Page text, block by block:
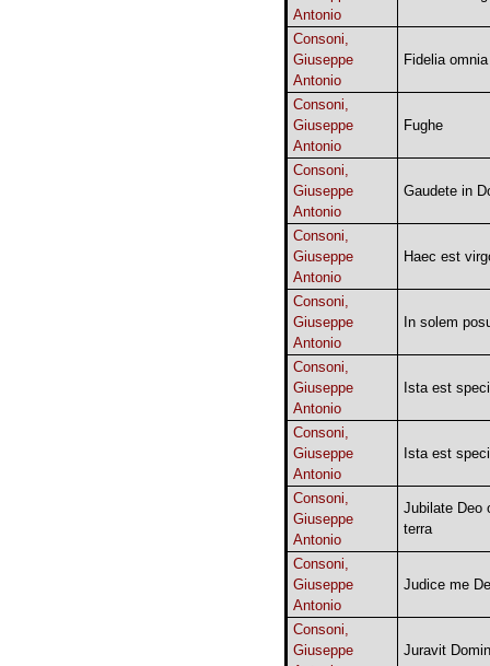
Antonio
Consoni,
Giuseppe
Antonio
Fidelia
Consoni,
Giuseppe
Antonio
Fughe
Consoni,
Giuseppe
Antonio
Gaudete in
Consoni,
Giuseppe
Antonio
Haec est
Consoni,
Giuseppe
Antonio
In solem
Consoni,
Giuseppe
Antonio
Ista est
Consoni,
Giuseppe
Antonio
Ista est
Consoni,
Giuseppe
Antonio
Jubilate Deo
terra
Consoni,
Giuseppe
Antonio
Judice me
Consoni,
Giuseppe
Juravit